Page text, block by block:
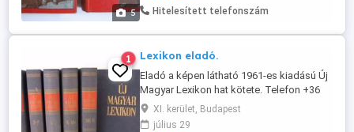
5 Hitelesített telefonszám
1 Lexikon eladó.
Eladó a képen látható 1961-es kiadású Új
Magyar Lexikon hat kötete. Telefon +36
20 525 9952.
XI. kerület, Budapest
július 29